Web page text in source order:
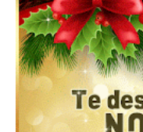
Feliz Navidad y